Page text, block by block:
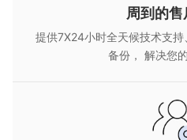
周到的
提供7X24小时全天候技术支
备份， 解决您